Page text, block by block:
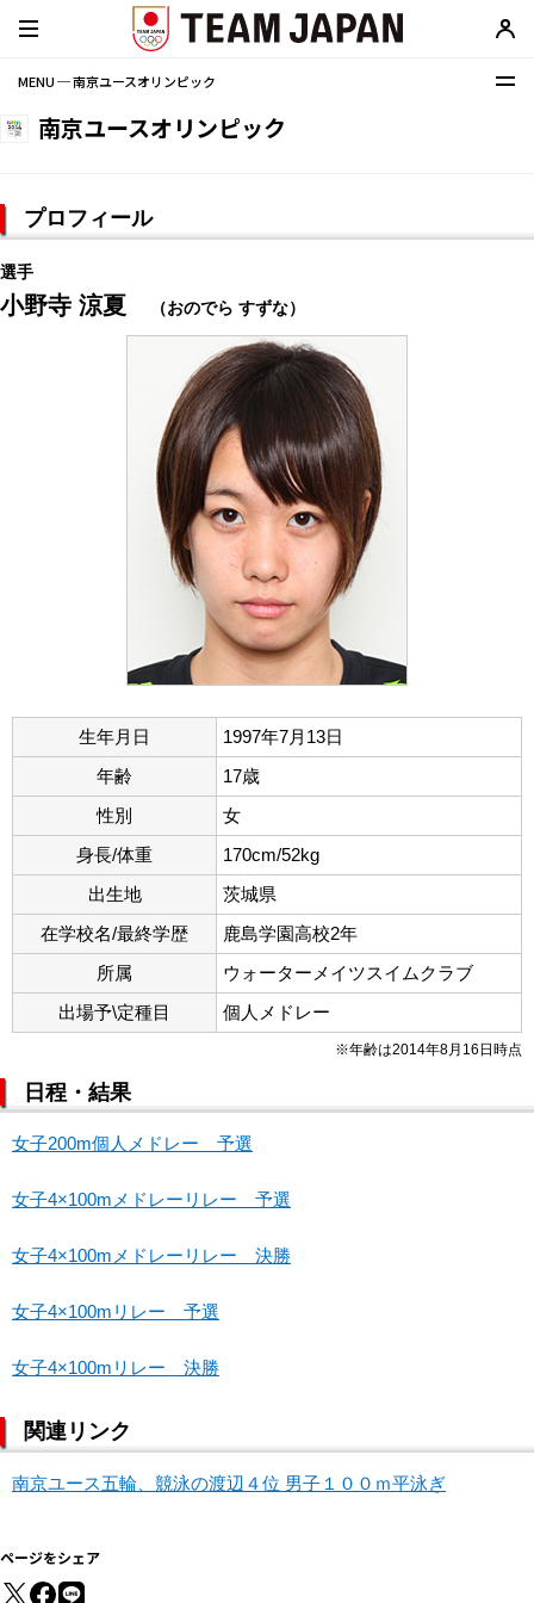
MENU ─ 南京ユースオリンピック
南京ユースオリンピック
プロフィール
選手
小野寺 涼夏 （おのでら すずな）
生年月日
1997年7月13日
年齢
17歳
性別
女
身長/体重
170cm/52kg
出生地
茨城県
在学校名/最終学歴
鹿島学園高校2年
所属
ウォーターメイツスイムクラブ
出場予\定種目
個人メドレー
※年齢は2014年8月16日時点
日程・結果
女子200m個人メドレー 予選
女子4×100mメドレーリレー 予選
女子4×100mメドレーリレー 決勝
女子4×100mリレー 予選
女子4×100mリレー 決勝
関連リンク
南京ユース五輪、競泳の渡辺４位 男子１００ｍ平泳ぎ
ページをシェア